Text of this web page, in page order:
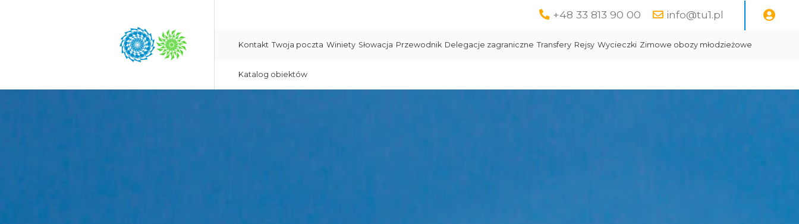
+48 33 813 90 00 info@tu1.pl
Kontakt Twoja poczta Winiety Słowacja Przewodnik Delegacje zagraniczne Transfery Rejsy Wycieczki Zimowe obozy młodzieżowe
Katalog obiektów